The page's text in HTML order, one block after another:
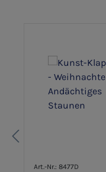
Art.-Nr.: 8477D